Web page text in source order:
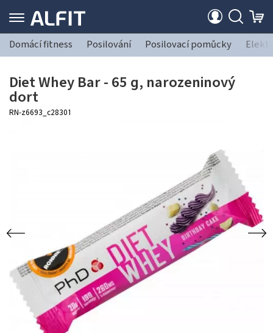
Domácí fitness Posilování Posilovací pomůcky
Diet Whey Bar - 65 g, narozeninový
dort
RN-z6693_c28301